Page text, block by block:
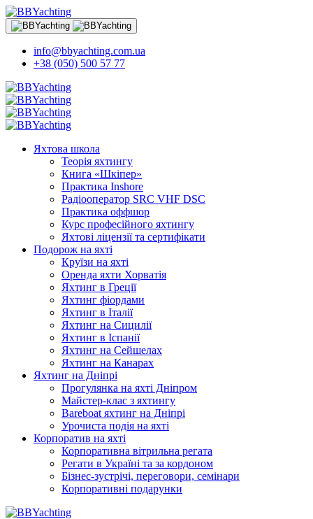
info@bbyachting.com.ua
+38 (050) 500 57 77
Яхтова школа
Теорія яхтингу
Книга «Шкіпер»
Практика Inshore
Радіооператор SRC VHF DSC
Практика оффшор
Курс професійного яхтингу
Яхтові ліцензії та сертифікати
Подорож на яхті
Круїзи на яхті
Оренда яхти Хорватія
Яхтинг в Греції
Яхтинг фіордами
Яхтинг в Італії
Яхтинг на Сицилії
Яхтинг в Іспанії
Яхтинг на Сейшелах
Яхтинг на Канарах
Яхтинг на Дніпрі
Прогулянка на яхті Дніпром
Майстер-клас з яхтингу
Bareboat яхтинг на Дніпрі
Урочиста подія на яхті
Корпоратив на яхті
Корпоративна вітрильна регата
Регати в Україні та за кордоном
Бізнес-зустрічі, переговори, семінари
Корпоративні подарунки